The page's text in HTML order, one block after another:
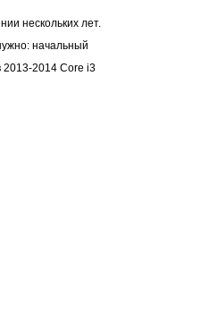
нескольких лет.
начальный
2013-2014 Core i3